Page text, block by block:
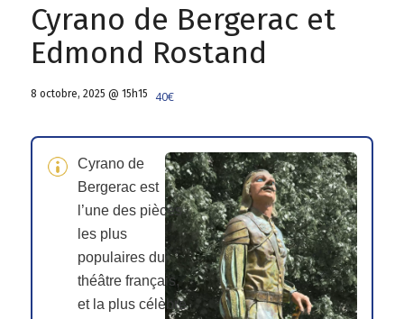
Cyrano de Bergerac et
Edmond Rostand
8 octobre, 2025 @ 15h15 40€
Cyrano de
Bergerac est
l’une des pièces
les plus
populaires du
théâtre français,
et la plus célèbre